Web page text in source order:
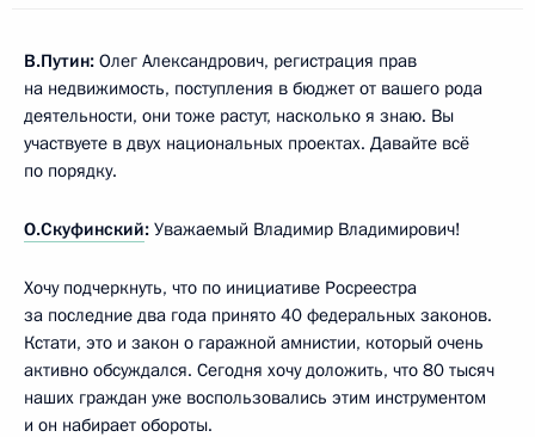
В.Путин: Олег Александрович, регистрация прав
на недвижимость, поступления в бюджет от вашего рода
деятельности, они тоже растут, насколько я знаю. Вы
участвуете в двух национальных проектах. Давайте всё
по порядку.
О.Скуфинский: Уважаемый Владимир Владимирович!
Хочу подчеркнуть, что по инициативе Росреестра
за последние два года принято 40 федеральных законов.
Кстати, это и закон о гаражной амнистии, который очень
активно обсуждался. Сегодня хочу доложить, что 80 тысяч
наших граждан уже воспользовались этим инструментом
и он набирает обороты.